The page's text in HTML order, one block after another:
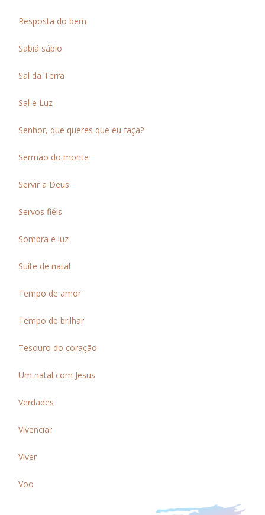
Resposta do bem
Sabiá sábio
Sal da Terra
Sal e Luz
Senhor, que queres que eu faça?
Sermão do monte
Servir a Deus
Servos fiéis
Sombra e luz
Suíte de natal
Tempo de amor
Tempo de brilhar
Tesouro do coração
Um natal com Jesus
Verdades
Vivenciar
Viver
Voo